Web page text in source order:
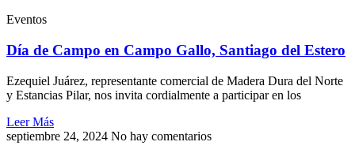
Eventos
Día de Campo en Campo Gallo, Santiago del Estero
Ezequiel Juárez, representante comercial de Madera Dura del Norte
y Estancias Pilar, nos invita cordialmente a participar en los
Leer Más
septiembre 24, 2024 No hay comentarios